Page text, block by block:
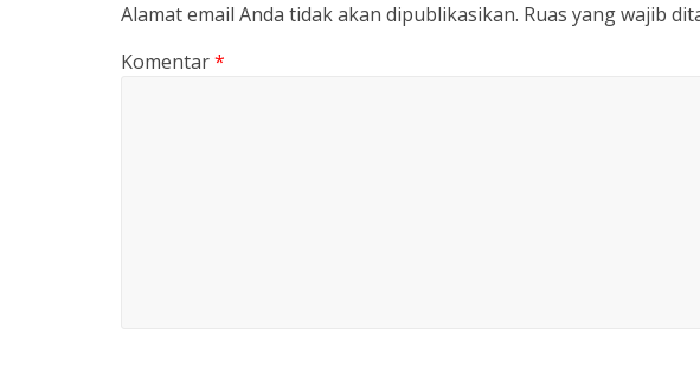
Alamat email Anda tidak akan dipublikasikan. Ruas yang wajib
Komentar*